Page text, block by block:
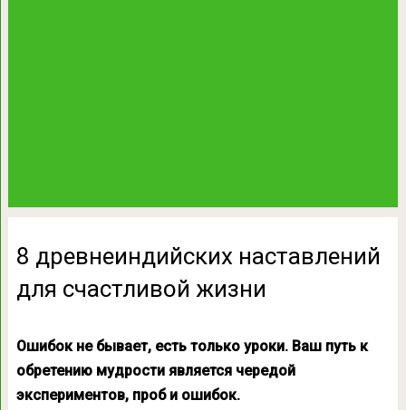
8 древнеиндийских наставлений
для счастливой жизни
Ошибок не бывает, есть только уроки. Ваш путь к
обретению мудрости является чередой
экспериментов, проб и ошибок.